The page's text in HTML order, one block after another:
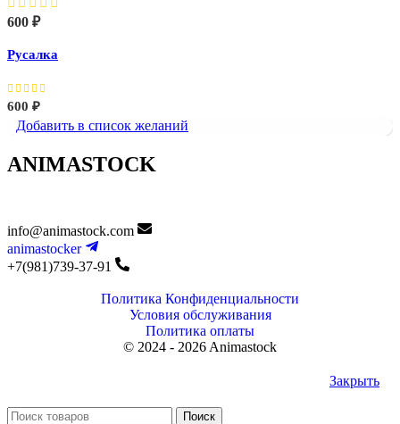
600 ₽
Русалка
600 ₽
Добавить в список желаний
ANIMASTOCK
info@animastock.com
animastocker
+7(981)739-37-91
Политика Конфиденциальности
Условия обслуживания
Политика оплаты
© 2024 - 2026 Animastock
Закрыть
Поиск